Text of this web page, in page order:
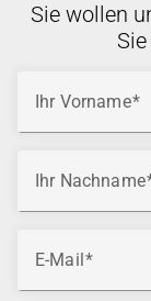
Sie wollen
Ihr Vorname
Ihr Nachname
E-Mail